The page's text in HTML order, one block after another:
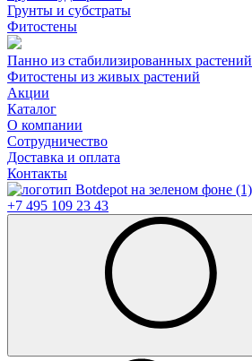
Грунты и субстраты
Фитостены
Панно из стабилизированных растений
Фитостены из живых растений
Акции
Каталог
О компании
Сотрудничество
Доставка и оплата
Контакты
+7 495 109 23 43